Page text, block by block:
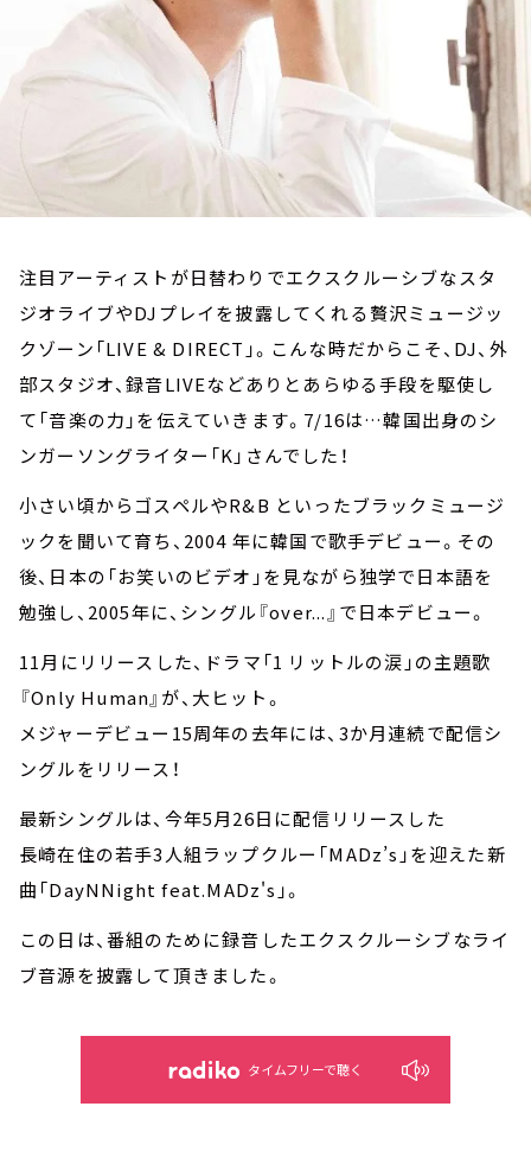
注目アーティストが日替わりでエクスクルーシブなスタ
ジオライブやDJプレイを披露してくれる贅沢ミュージッ
クゾーン「LIVE & DIRECT」。こんな時だからこそ、DJ、外
部スタジオ、録音LIVEなどありとあらゆる手段を駆使し
て「音楽の力」を伝えていきます。7/16は…韓国出身のシ
ンガーソングライター「K」さんでした！
小さい頃からゴスペルやR&B といったブラックミュージ
ックを聞いて育ち、2004 年に韓国で歌手デビュー。その
後、日本の「お笑いのビデオ」を見ながら独学で日本語を
勉強し、2005年に、シングル『over...』で日本デビュー。
11月にリリースした、ドラマ「1 リットルの涙」の主題歌
『Only Human』が、大ヒット。
メジャーデビュー15周年の去年には、3か月連続で配信シ
ングルをリリース！
最新シングルは、今年5月26日に配信リリースした
長崎在住の若手3人組ラップクルー「MADz’s」を迎えた新
曲「DayNNight feat.MADz's」。
この日は、番組のために録音したエクスクルーシブなライ
ブ音源を披露して頂きました。
タイムフリーで聴く